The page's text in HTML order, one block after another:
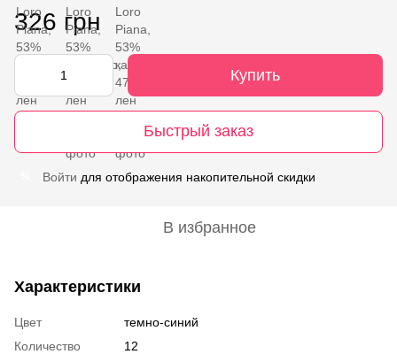
326 грн
Купить
Быстрый заказ
Войти для отображения накопительной скидки
В избранное
Характеристики
Цвет
темно-синий
Количество
12